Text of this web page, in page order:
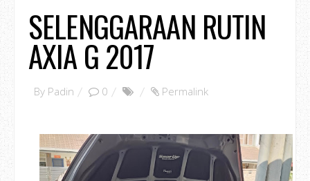
SELENGGARAAN RUTIN
AXIA G 2017
By Padin 0 Permalink